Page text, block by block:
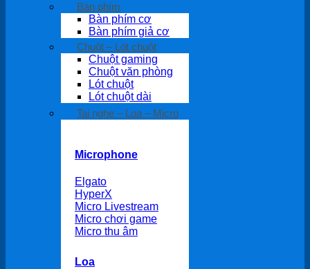
Bàn phím
Bàn phím cơ
Bàn phím giả cơ
Chuột – Lót chuột
Chuột gaming
Chuột văn phòng
Lót chuột
Lót chuột dài
Tai nghe – Loa – Micro
Microphone
Elgato
HyperX
Micro Livestream
Micro chơi game
Micro thu âm
Loa